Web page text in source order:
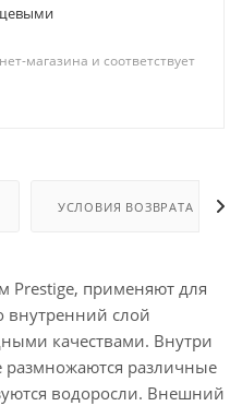
магазина и соответствует
УСЛОВИЯ ВОЗВРАТА
применяют для
внутренний слой
качествами. Внутри
размножаются различные
водоросли. Внешний